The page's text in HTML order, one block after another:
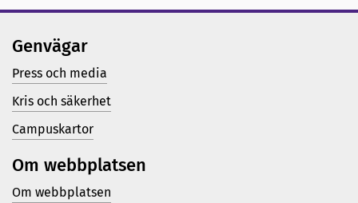
Genvägar
Press och media
Kris och säkerhet
Campuskartor
Om webbplatsen
Om webbplatsen